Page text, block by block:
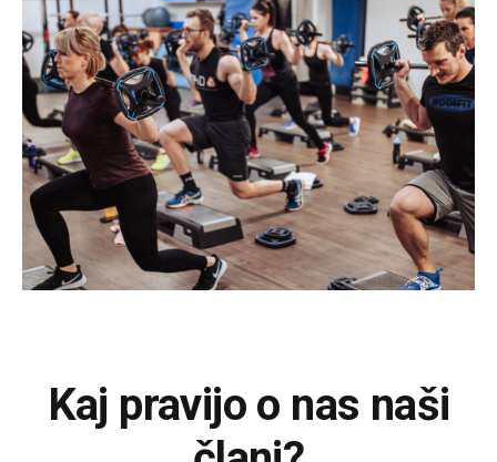
Kaj pravijo o nas naši